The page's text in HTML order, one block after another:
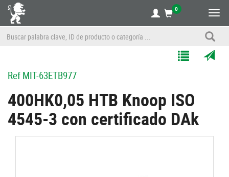
0
Listas
RefMIT-63ETB977
400HK0,05 HTB Knoop ISO
4545-3 con certificado DAk